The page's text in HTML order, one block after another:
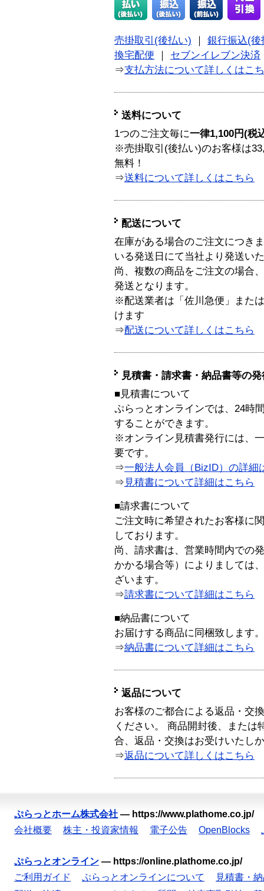
売掛取引(後払い)
銀行振込(後
換宅配便
セブンイレブン決済
⇒支払方法について詳しくはこ
送料について
1つのご注文毎に一律1,100円(税
※売掛取引(後払い)のお客様は
無料！
⇒送料について詳しくはこちら
配送について
在庫がある場合のご注文につき
いる発送日にて当社より発送い
尚、複数の商品をご注文の場合
発送となります。
※配送業者は「佐川急便」また
けます
⇒配送について詳しくはこちら
見積書・請求書・納品書等の
■見積書について
ぷらっとオンラインでは、24時
することができます。
※オンライン見積書発行には、
要です。
⇒一般法人会員（BizID）の詳細
⇒ 見積書について詳細はこちら
■請求書について
ご注文時に希望されたお客様に
しております。
尚、請求書は、営業時間内での
かかる場合等）によりましては
ざいます。
⇒請求書について詳細はこちら
■納品書について
お届けする商品に同梱致します。
⇒納品書について詳細はこちら
返品について
お客様のご都合による返品・交
ください。 商品開封後、または
合、返品・交換はお受けいたし
⇒返品について詳しくはこちら
ぷらっとホーム株式会社 — https://www.plathome.co.jp/
会社概要
株主・投資家情報 電子公告 OpenBlocks
ぷらっとオンライン — https://online.plathome.co.jp/
ご利用ガイド
ぷらっとオンラインについて
見積書・